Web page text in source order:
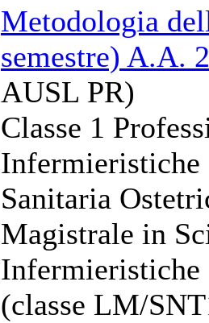
Metodologia
semestre) A.A.
AUSL PR)
Classe 1
Infermieristiche
Sanitaria
Magistrale in
Infermieristiche
(classe LM/